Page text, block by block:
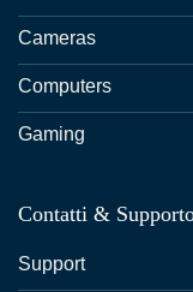
Cameras
Computers
Gaming
Contatti &
Support